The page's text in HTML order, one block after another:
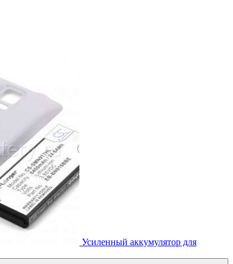
Усиленный аккумулятор для